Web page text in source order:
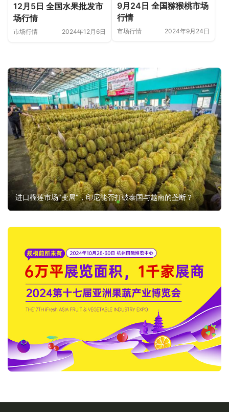
12月5日 全国水果批发市
场行情
市场行情 2024年12月6日
9月24日 全国猕猴桃市场
行情
市场行情 2024年9月24日
进口榴莲市场“变局”，印尼能否打破泰国与越南的垄断？